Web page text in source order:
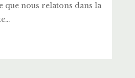
que nous relatons dans la